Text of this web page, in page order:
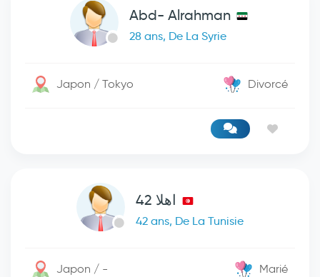
Abd- Alrahman
28 ans, De La Syrie
Japon / Tokyo Divorcé
اهلا 42
42 ans, De La Tunisie
Japon / - Marié